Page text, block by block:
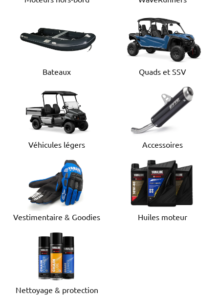
Bateaux Quads et SSV
Véhicules légers Accessoires
Vestimentaire & Goodies Huiles moteur
Nettoyage & protection